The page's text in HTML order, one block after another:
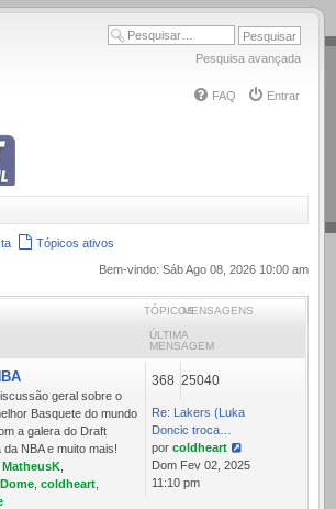
Pesquisa avançada
FAQ Entrar
Tópicos ativos
Bem-vindo: Sáb Ago 08, 2026 10:00 am
TÓPICOSMENSAGENS
ÚLTIMA
MENSAGEM
geral sobre o
Basquete do mundo
a galera do Draft
da NBA e muito mais!
MatheusK
coldheart
368 25040
Re: Lakers (Luka
Doncic troca…
por coldheart
Ver
última
Dom Fev 02, 2025
11:10 pm